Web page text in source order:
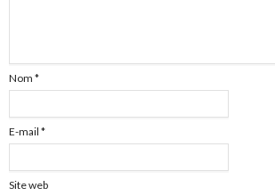
Nom *
E-mail *
Site web